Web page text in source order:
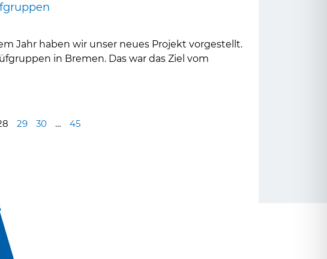
Jahr haben wir unser neues Projekt vorgestellt.
in Bremen. Das war das Ziel vom
29 30 … 45